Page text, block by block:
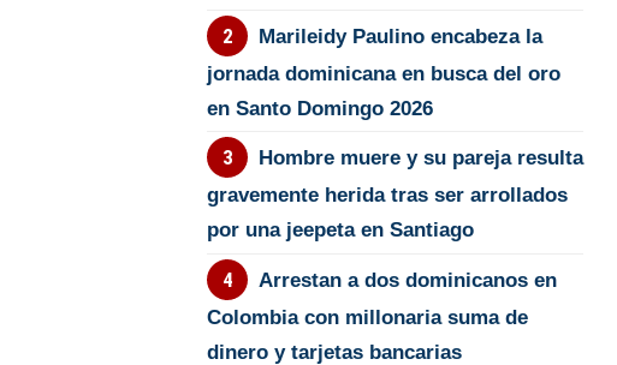
Marileidy Paulino encabeza la
jornada dominicana en busca del oro
en Santo Domingo 2026
Hombre muere y su pareja resulta
gravemente herida tras ser arrollados
por una jeepeta en Santiago
Arrestan a dos dominicanos en
Colombia con millonaria suma de
dinero y tarjetas bancarias